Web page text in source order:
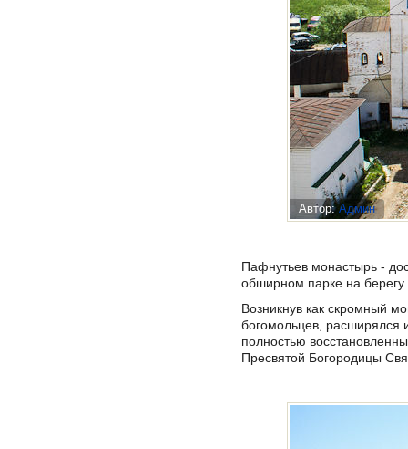
Автор:Админ
Пафнутьев монастырь -
обширном парке на берегу
Возникнув как скромный
богомольцев, расширялся
полностью
Пресвятой Богородицы